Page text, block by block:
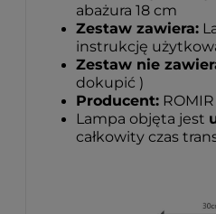
abażura 18 cm
Zestaw zawiera:
instrukcję
Zestaw nie
dokupić )
Producent: ROMIR
Lampa objęta jest
całkowity czas